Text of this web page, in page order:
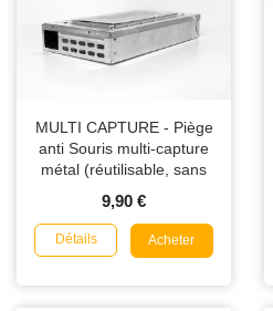
MULTI CAPTURE - Piège
anti Souris multi-capture
métal (réutilisable, sans
9,90 €
Détails Acheter